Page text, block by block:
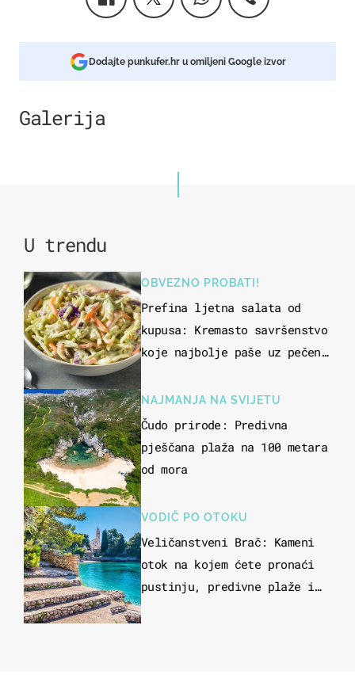
Dodajte punkufer.hr u omiljeni Google izvor
Galerija
U trendu
OBVEZNO PROBATI!
Prefina ljetna salata od
kupusa: Kremasto savršenstvo
koje najbolje paše uz pečeno
NAJMANJA NA SVIJETU
Čudo prirode: Predivna
pješčana plaža na 100 metara
od mora
VODIČ PO OTOKU
Veličanstveni Brač: Kameni
otok na kojem ćete pronaći
pustinju, predivne plaže i